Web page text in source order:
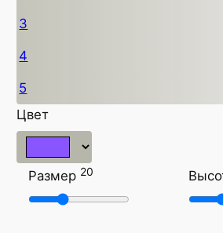
3
4
5
Цвет
Размер 20